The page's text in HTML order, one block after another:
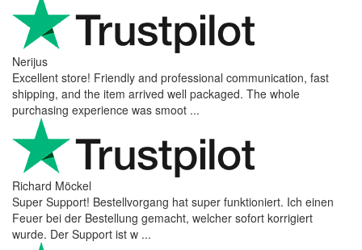
Nerijus
Excellent store! Friendly and professional communication, fast
shipping, and the item arrived well packaged. The whole
purchasing experience was smoot ...
Richard Möckel
Super Support! Bestellvorgang hat super funktioniert. Ich einen
Feuer bei der Bestellung gemacht, welcher sofort korrigiert
wurde. Der Support ist w ...